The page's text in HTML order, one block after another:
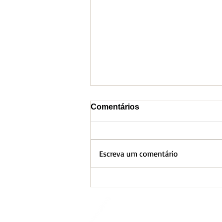
Comentários
Escreva um comentário